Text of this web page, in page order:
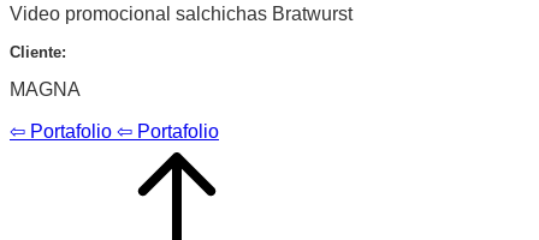
Video promocional salchichas Bratwurst
Cliente:
MAGNA
⇦ Portafolio ⇦ Portafolio